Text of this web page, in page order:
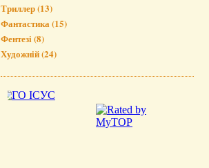
Триллер(13)
Фантастика(15)
Фентезі(8)
Художній(24)